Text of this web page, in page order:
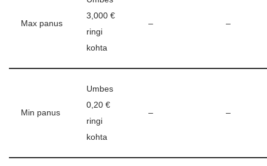
Max panus
3,000 €
ringi
kohta
– –
Min panus
Umbes
0,20 €
ringi
kohta
– –